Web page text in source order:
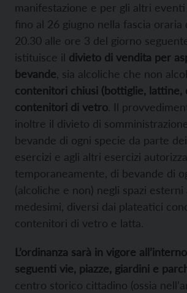
manifestazione e per gli altri
fino al 26 giugno nella fascia oraria
20.30 alle ore 3 del giorno
istituisce il divieto di vendita per
bevande , sia alcoliche che non
contenitori chiusi (bottiglie, lattine,
contenitori di vetro. Il
inoltre il divieto di
bevande di ogni specie da parte
esercizi e agli altri esercizi
temporaneamente, di bevande di
(alcoliche e non) negli spazi esterni
medesimi, diversi dai plateatici
contenitori di vetro e latta.
L’ordinanza sarà in vigore
seguenti vie, piazze, giardini e
centro storico cittadino (ossia